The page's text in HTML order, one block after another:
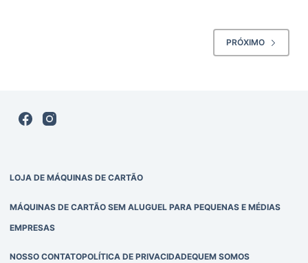
PRÓXIMO
LOJA DE MÁQUINAS DE CARTÃO
MÁQUINAS DE CARTÃO SEM ALUGUEL PARA PEQUENAS E MÉDIAS
EMPRESAS
NOSSO CONTATOPOLÍTICA DE PRIVACIDADEQUEM SOMOS